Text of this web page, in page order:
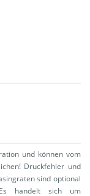
und können vom
Druckfehler und
sind optional
handelt sich um